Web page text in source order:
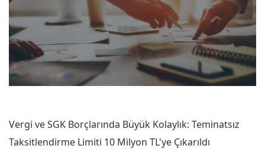
Vergi ve SGK Borçlarında Büyük Kolaylık: Teminatsız
Taksitlendirme Limiti 10 Milyon TL'ye Çıkarıldı